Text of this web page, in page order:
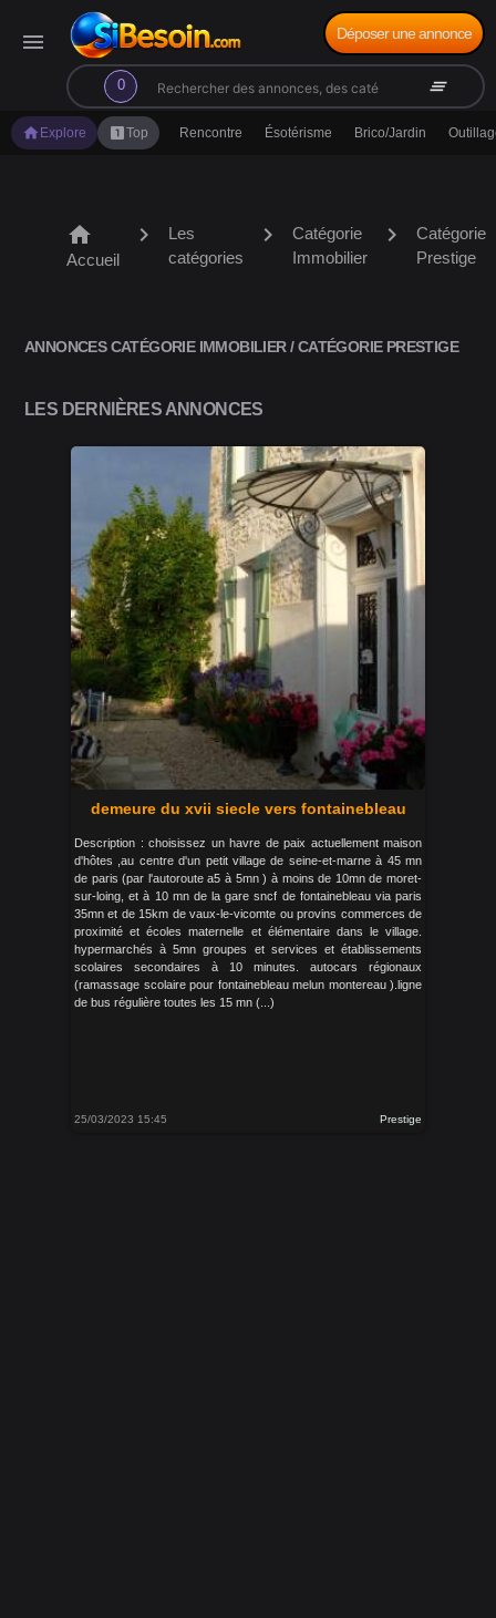
menu
0
search clear_all
Déposer une annonce
home Explore looks_oneTop Rencontre Ésotérisme Brico/Jardin
home
Accueil
chevron_right
Les
catégories
chevron_right
Catégorie
Immobilier
chevron_right
Catégorie
Prestige
ANNONCES CATÉGORIE IMMOBILIER / CATÉGORIE PRESTIGE
LES DERNIÈRES ANNONCES
demeure du xvii siecle vers fontainebleau
Description : choisissez un havre de paix actuellement maison
d'hôtes ,au centre d'un petit village de seine-et-marne à 45 mn
de paris (par l'autoroute a5 à 5mn ) à moins de 10mn de moret-
sur-loing, et à 10 mn de la gare sncf de fontainebleau via paris
35mn et de 15km de vaux-le-vicomte ou provins commerces de
proximité et écoles maternelle et élémentaire dans le village.
hypermarchés à 5mn groupes et services et établissements
scolaires secondaires à 10 minutes. autocars régionaux
(ramassage scolaire pour fontainebleau melun montereau ).ligne
de bus régulière toutes les 15 mn (...)
25/03/2023 15:45 Prestige